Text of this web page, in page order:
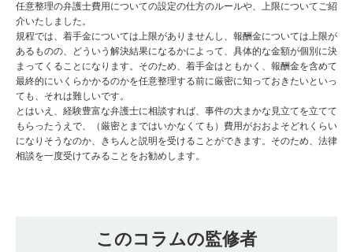
任意整理の弁護士費用についての設定の仕方のルールや、上限についてご紹
介いたしました。
規程では、着手金については上限がありませんし、報酬金については上限が
あるものの、どういう解決結果になるかによって、具体的な金額が個別に決
まってくることになります。そのため、着手金はともかく、報酬金を含めて
最終的にいくらかかるのかを任意整理する前に厳密に知っておきたいといっ
ても、それは難しいです。
とはいえ、経験豊富な弁護士に相談すれば、事件の大まかな見立てを立てて
もらったうえで、（厳密とまではいかなくても）費用がおおよそどれくらい
になりそうなのか、きちんと説明を受けることができます。そのため、法律
相談を一度受けてみることをお勧めします。
このコラムの監修者